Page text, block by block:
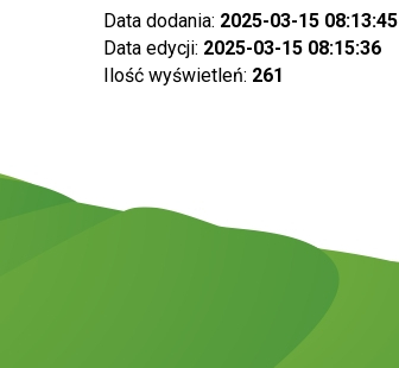
Data dodania: 2025-03-15 08:13:45
Data edycji: 2025-03-15 08:15:36
Ilość wyświetleń: 261